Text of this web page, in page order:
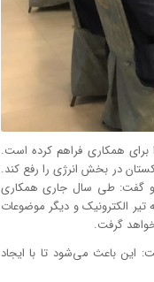
همکاری‌ فراهم کرده است.
در بخش انرژی را رفع کند.
و گفت: طی سال جاری همکاری
تیر الکترونیک و دیگر موضوعات
گرفت.
این باعث می‌شود تا با ایجاد